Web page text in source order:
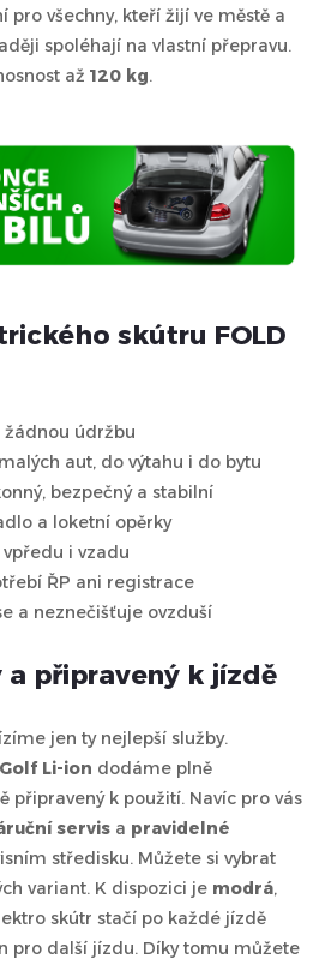
pro všechny, kteří žijí ve městě a
spoléhají na vlastní přepravu.
až 120 kg.
skútru FOLD
žádnou údržbu
aut, do výtahu i do bytu
bezpečný a stabilní
a loketní opěrky
i vzadu
ŘP ani registrace
a neznečišťuje ovzduší
a připravený k jízdě
jen ty nejlepší služby.
Li-ion dodáme plně
připravený k použití. Navíc pro vás
servis a pravidelné
středisku. Můžete si vybrat
variant. K dispozici je modrá,
skútr stačí po každé jízdě
pro další jízdu. Díky tomu můžete